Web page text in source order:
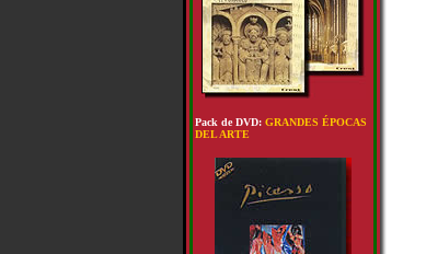
Pack de DVD: GRANDES ÉPOCAS
DEL ARTE